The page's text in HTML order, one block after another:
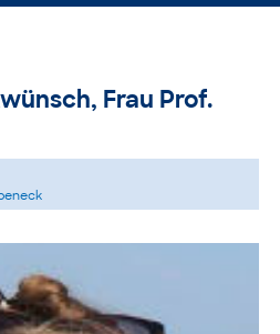
Frau Prof.